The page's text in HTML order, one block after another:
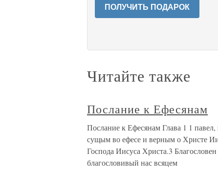
ПОЛУЧИТЬ ПОДАРОК
Читайте также
Послание к Ефесянам
Послание к Ефесянам Глава 1 1
сущым во ефесе и верным о Христе
Господа Иисуса Христа.3
благословивый нас всяцем